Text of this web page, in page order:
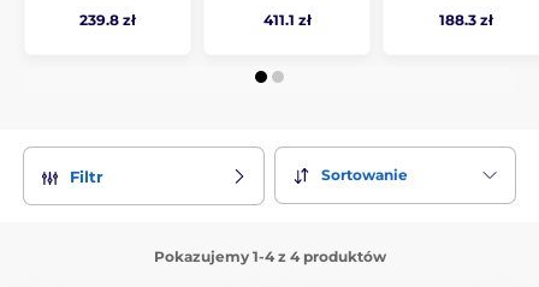
239.8 zł
411.1 zł 188.3 zł
Filtr Sortowanie
Pokazujemy 1-4 z 4 produktów